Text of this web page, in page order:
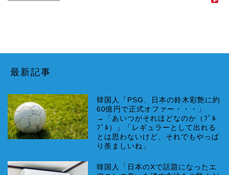
最新記事
韓国人「PSG、日本の鈴木彩艶に約
60億円で正式オファー・・・」
→「あいつがそれほどなのか（ﾌﾞﾙ
ﾌﾞﾙ）」「レギュラーとして出れる
とは思わないけど、それでもやっぱ
り羨ましいね」
韓国人「日本のXで話題になったエ